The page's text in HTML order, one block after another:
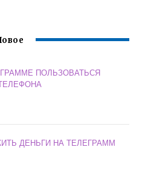
ПОЛЬЗОВАТЬСЯ
ДЕНЬГИ НА ТЕЛЕГРАММ